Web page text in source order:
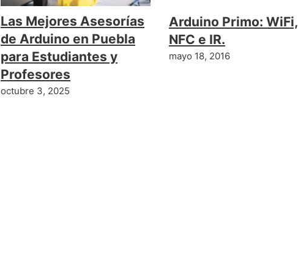
Las Mejores Asesorías
de Arduino en Puebla
para Estudiantes y
Profesores
octubre 3, 2025
Arduino Primo: WiFi,
NFC e IR.
mayo 18, 2016